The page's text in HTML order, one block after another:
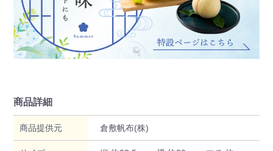
商品詳細
商品提供元 倉敷帆布(株)